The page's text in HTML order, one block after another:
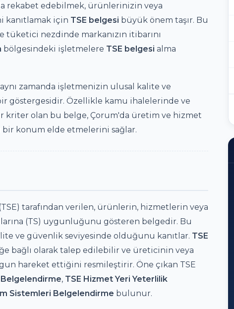
rekabet edebilmek, ürünlerinizin veya
kanıtlamak için TSE belgesi büyük önem taşır. Bu
nezdinde markanızın itibarını
bölgesindeki işletmelere TSE belgesi alma
zamanda işletmenizin ulusal kalite ve
göstergesidir. Özellikle kamu ihalelerinde ve
kriter olan bu belge, Çorum'da üretim ve hizmet
konum elde etmelerini sağlar.
tarafından verilen, ürünlerin, hizmetlerin veya
(TS) uygunluğunu gösteren belgedir. Bu
ve güvenlik seviyesinde olduğunu kanıtlar. TSE
bağlı olarak talep edilebilir ve üreticinin veya
hareket ettiğini resmileştirir. Öne çıkan TSE
Belgelendirme, TSE Hizmet Yeri Yeterlilik
Sistemleri Belgelendirme bulunur.